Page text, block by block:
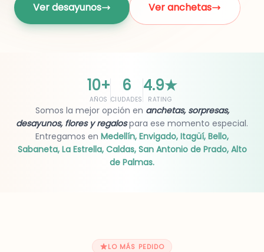
Ver desayunos Ver anchetas
10+
AÑOS
6
CIUDADES
4.9★
RATING
Somos la mejor opción en anchetas, sorpresas,
desayunos, flores y regalospara ese momento especial.
Entregamos en Medellín, Envigado, Itagüí, Bello,
Sabaneta, La Estrella, Caldas, San Antonio de Prado, Alto
de Palmas.
LO MÁS PEDIDO